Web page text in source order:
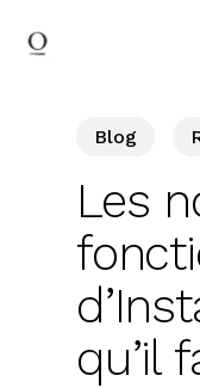
Blog
Les
qu’il